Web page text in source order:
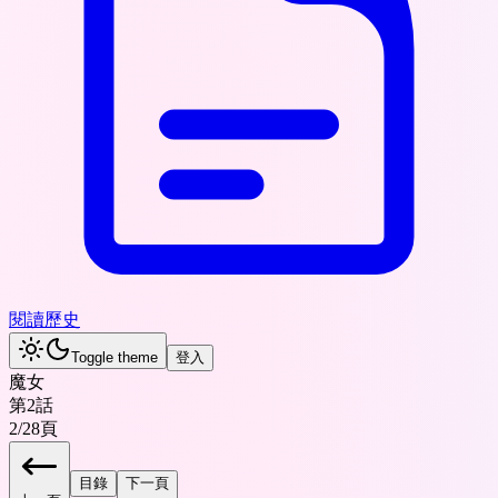
閱讀歷史
Toggle theme 登入
魔女
第2話
2/28頁
目錄 下一頁